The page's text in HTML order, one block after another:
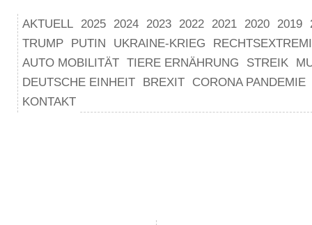
AKTUELL 2025 2024 2023 2022 2021 2020 2019
TRUMP
PUTIN UKRAINE-KRIEG
AUTO MOBILITÄT TIERE ERNÄHRUNG STREIK
DEUTSCHE EINHEIT
BREXIT
CORONA PANDEMIE
KONTAKT